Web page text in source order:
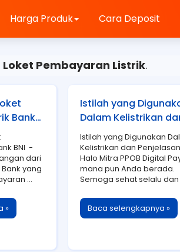
Harga Produk Cara Deposit
Loket Pembayaran Listrik.
Bank
BNI -
dari
yang
...
»
Istilah yang
Dalam Kelistrikan
Penjelasannya
Istilah yang Digunakan
Kelistrikan dan
Halo Mitra PPOB Digital
mana pun Anda berada.
Semoga sehat selalu dan
Baca selengkapnya »